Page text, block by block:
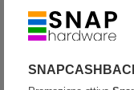
Confronta
Partecipa alla